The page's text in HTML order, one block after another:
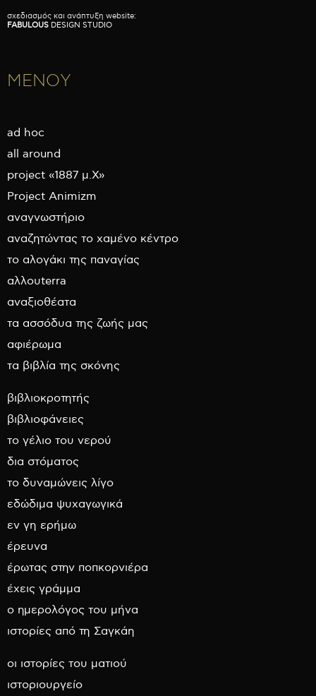
σχεδιασμός και ανάπτυξη website:
FABULOUS DESIGN STUDIO
ΜΕΝΟΥ
ad hoc
all around
project «1887 μ.Χ»
Project Animizm
αναγνωστήριο
αναζητώντας το χαμένο κέντρο
το αλογάκι της παναγίας
αλλουterra
αναξιοθέατα
τα ασσόδυα της ζωής μας
αφιέρωμα
τα βιβλία της σκόνης
βιβλιοκροτητής
βιβλιοφάνειες
το γέλιο του νερού
δια στόματος
το δυναμώνεις λίγο
εδώδιμα ψυχαγωγικά
εν γη ερήμω
έρευνα
έρωτας στην ποπκορνιέρα
έχεις γράμμα
ο ημερολόγος του μήνα
ιστορίες από τη Σαγκάη
οι ιστορίες του ματιού
ιστοριουργείο